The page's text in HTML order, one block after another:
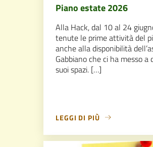
Piano estate 2026
Alla Hack, dal 10 al 24
tenute le prime attività del
anche alla disponibilità
Gabbiano che ci ha messo a
suoi spazi. […]
LEGGI DI PIÙ